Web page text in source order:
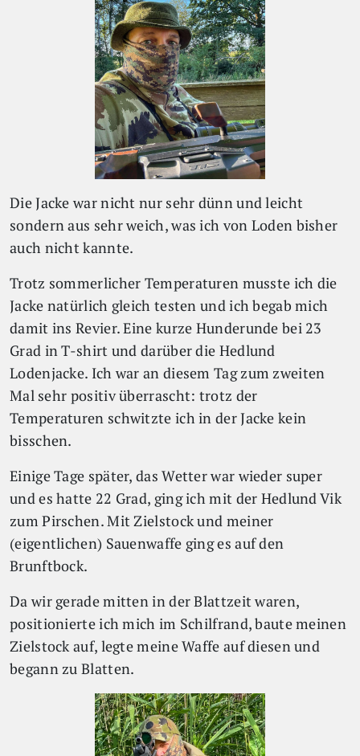
Die Jacke war nicht nur sehr dünn und leicht
sondern aus sehr weich, was ich von Loden bisher
auch nicht kannte.
Trotz sommerlicher Temperaturen musste ich die
Jacke natürlich gleich testen und ich begab mich
damit ins Revier. Eine kurze Hunderunde bei 23
Grad in T-shirt und darüber die Hedlund
Lodenjacke. Ich war an diesem Tag zum zweiten
Mal sehr positiv überrascht: trotz der
Temperaturen schwitzte ich in der Jacke kein
bisschen.
Einige Tage später, das Wetter war wieder super
und es hatte 22 Grad, ging ich mit der Hedlund Vik
zum Pirschen. Mit Zielstock und meiner
(eigentlichen) Sauenwaffe ging es auf den
Brunftbock.
Da wir gerade mitten in der Blattzeit waren,
positionierte ich mich im Schilfrand, baute meinen
Zielstock auf, legte meine Waffe auf diesen und
begann zu Blatten.